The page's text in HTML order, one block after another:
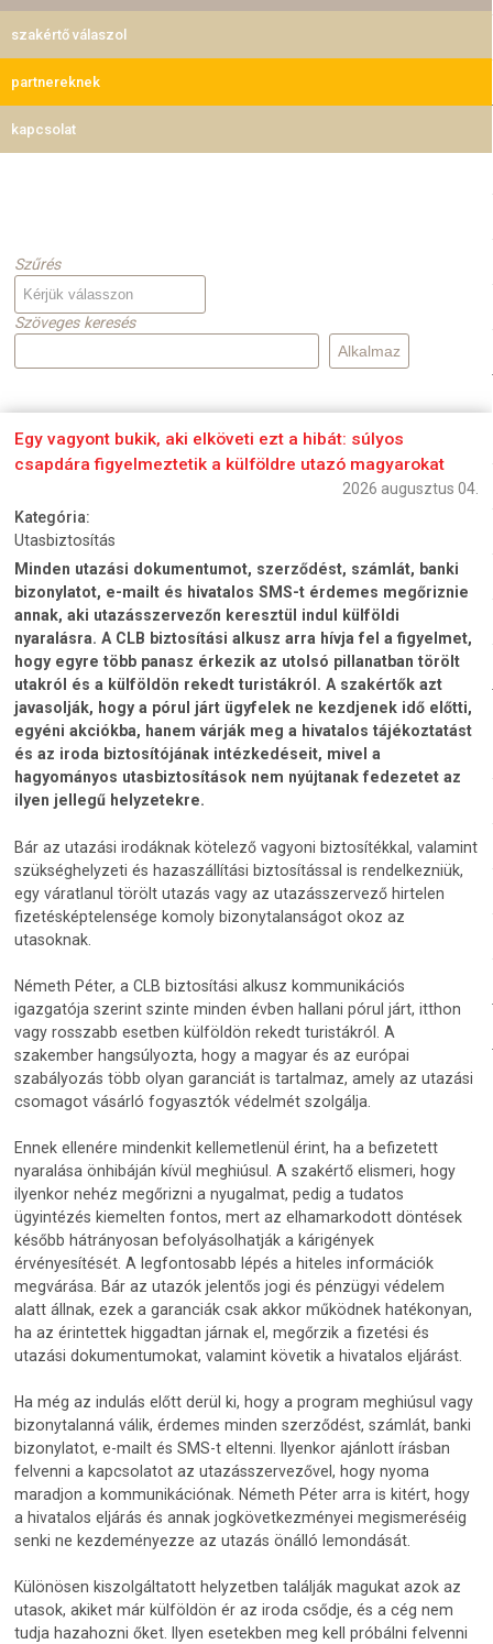
szakértő válaszol
partnereknek
kapcsolat
Szűrés
Szöveges keresés
Egy vagyont bukik, aki elköveti ezt a hibát: súlyos
csapdára figyelmeztetik a külföldre utazó magyarokat
2026 augusztus 04.
Kategória:
Utasbiztosítás
Minden utazási dokumentumot, szerződést, számlát, banki
bizonylatot, e-mailt és hivatalos SMS-t érdemes megőriznie
annak, aki utazásszervezőn keresztül indul külföldi
nyaralásra. A CLB biztosítási alkusz arra hívja fel a figyelmet,
hogy egyre több panasz érkezik az utolsó pillanatban törölt
utakról és a külföldön rekedt turistákról. A szakértők azt
javasolják, hogy a pórul járt ügyfelek ne kezdjenek idő előtti,
egyéni akciókba, hanem várják meg a hivatalos tájékoztatást
és az iroda biztosítójának intézkedéseit, mivel a
hagyományos utasbiztosítások nem nyújtanak fedezetet az
ilyen jellegű helyzetekre.
Bár az utazási irodáknak kötelező vagyoni biztosítékkal, valamint
szükséghelyzeti és hazaszállítási biztosítással is rendelkezniük,
egy váratlanul törölt utazás vagy az utazásszervező hirtelen
fizetésképtelensége komoly bizonytalanságot okoz az
utasoknak.
Németh Péter, a CLB biztosítási alkusz kommunikációs
igazgatója szerint szinte minden évben hallani pórul járt, itthon
vagy rosszabb esetben külföldön rekedt turistákról. A
szakember hangsúlyozta, hogy a magyar és az európai
szabályozás több olyan garanciát is tartalmaz, amely az utazási
csomagot vásárló fogyasztók védelmét szolgálja.
Ennek ellenére mindenkit kellemetlenül érint, ha a befizetett
nyaralása önhibáján kívül meghiúsul. A szakértő elismeri, hogy
ilyenkor nehéz megőrizni a nyugalmat, pedig a tudatos
ügyintézés kiemelten fontos, mert az elhamarkodott döntések
később hátrányosan befolyásolhatják a kárigények
érvényesítését. A legfontosabb lépés a hiteles információk
megvárása. Bár az utazók jelentős jogi és pénzügyi védelem
alatt állnak, ezek a garanciák csak akkor működnek hatékonyan,
ha az érintettek higgadtan járnak el, megőrzik a fizetési és
utazási dokumentumokat, valamint követik a hivatalos eljárást.
Ha még az indulás előtt derül ki, hogy a program meghiúsul vagy
bizonytalanná válik, érdemes minden szerződést, számlát, banki
bizonylatot, e-mailt és SMS-t eltenni. Ilyenkor ajánlott írásban
felvenni a kapcsolatot az utazásszervezővel, hogy nyoma
maradjon a kommunikációnak. Németh Péter arra is kitért, hogy
a hivatalos eljárás és annak jogkövetkezményei megismeréséig
senki ne kezdeményezze az utazás önálló lemondását.
Különösen kiszolgáltatott helyzetben találják magukat azok az
utasok, akiket már külföldön ér az iroda csődje, és a cég nem
tudja hazahozni őket. Ilyen esetekben meg kell próbálni felvenni